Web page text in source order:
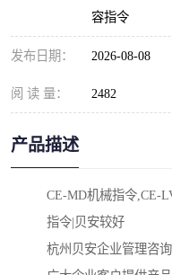
容指令
发布日期： 2026-08-08
阅 读 量： 2482
产品描述
CE-MD机械指令,CE-
指令|贝安较好
杭州贝安企业管理咨